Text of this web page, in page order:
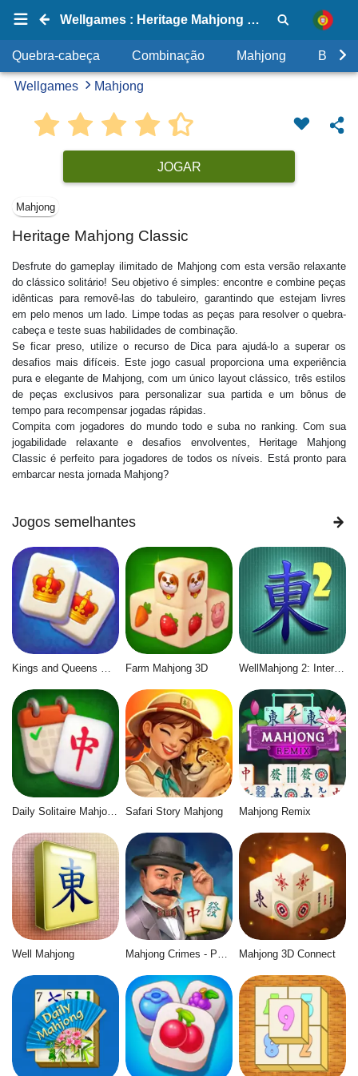
Wellgames : Heritage Mahjong Classic
Quebra-cabeça Combinação Mahjong Bolhas
Wellgames Mahjong
JOGAR
Mahjong
Heritage Mahjong Classic
Desfrute do gameplay ilimitado de Mahjong com esta versão relaxante
do clássico solitário! Seu objetivo é simples: encontre e combine peças
idênticas para removê-las do tabuleiro, garantindo que estejam livres
em pelo menos um lado. Limpe todas as peças para resolver o quebra-
cabeça e teste suas habilidades de combinação.
Se ficar preso, utilize o recurso de Dica para ajudá-lo a superar os
desafios mais difíceis. Este jogo casual proporciona uma experiência
pura e elegante de Mahjong, com um único layout clássico, três estilos
de peças exclusivos para personalizar sua partida e um bônus de
tempo para recompensar jogadas rápidas.
Compita com jogadores do mundo todo e suba no ranking. Com sua
jogabilidade relaxante e desafios envolventes, Heritage Mahjong
Classic é perfeito para jogadores de todos os níveis. Está pronto para
embarcar nesta jornada Mahjong?
Jogos semelhantes
Kings and Queens Mahjong Farm Mahjong 3D WellMahjong 2: Internet Community
Safari Story Mahjong Mahjong Remix
Well Mahjong Mahjong 3D Connect